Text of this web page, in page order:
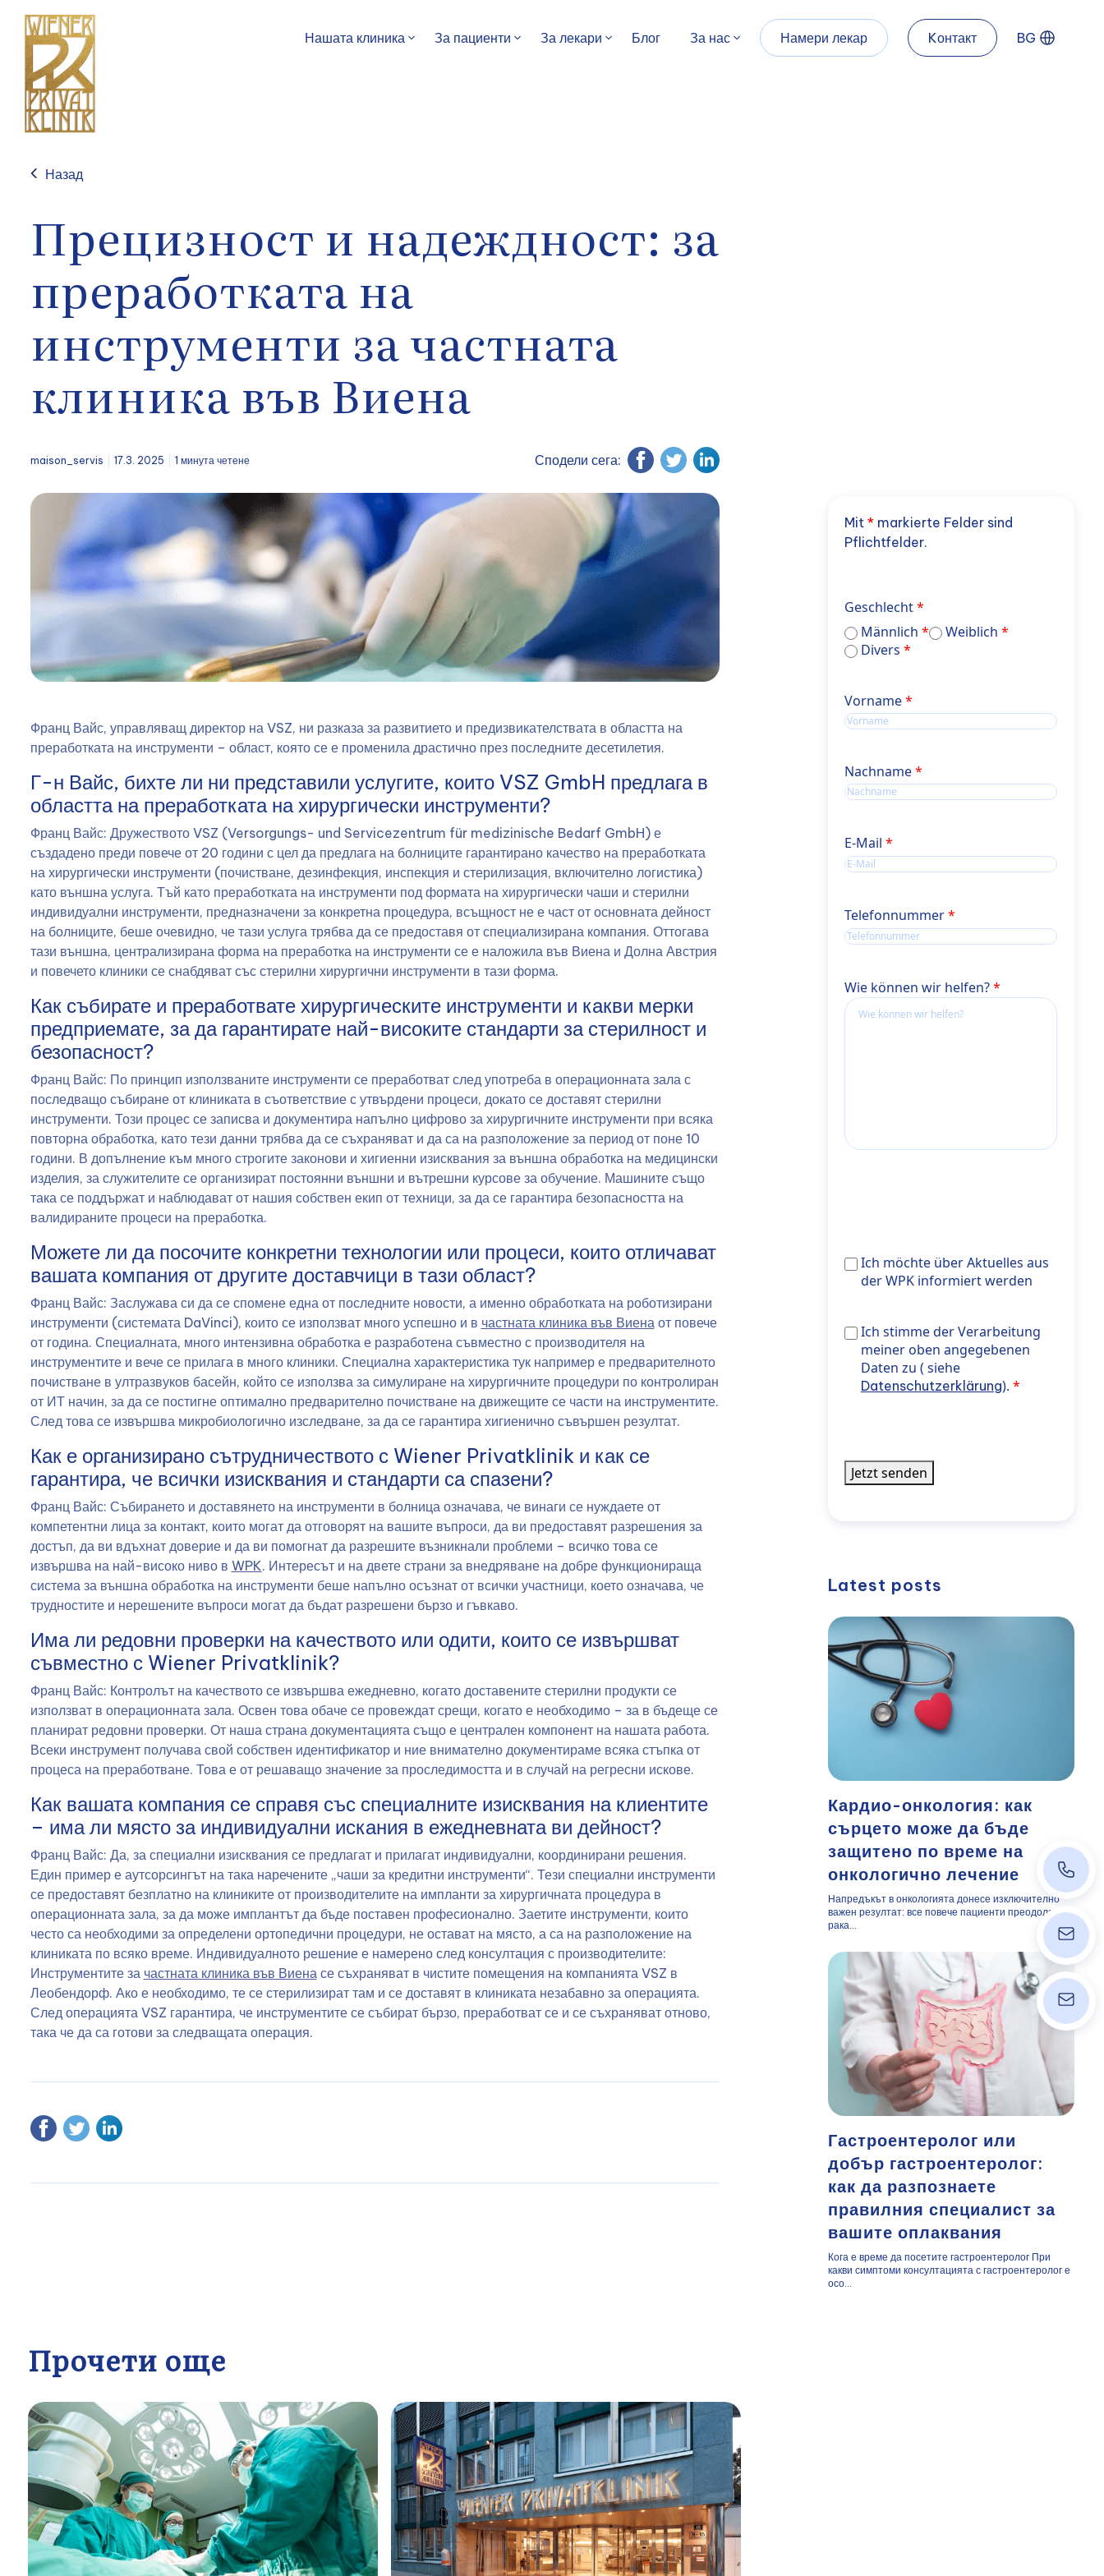
Нашата клиника За пациенти За лекари Блог За нас Намери лекар Kонтакт BG
Назад
Прецизност и надеждност: за
преработката на
инструменти за частната
клиника във Виена
maison_servis 17.3. 2025 1 минута четене Сподели сега:
Франц Вайс, управляващ директор на VSZ, ни разказа за развитието и предизвикателствата в областта на
преработката на инструменти – област, която се е променила драстично през последните десетилетия.
Г-н Вайс, бихте ли ни представили услугите, които VSZ GmbH предлага в
областта на преработката на хирургически инструменти?
Франц Вайс: Дружеството VSZ (Versorgungs- und Servicezentrum für medizinische Bedarf GmbH) е
създадено преди повече от 20 години с цел да предлага на болниците гарантирано качество на преработката
на хирургически инструменти (почистване, дезинфекция, инспекция и стерилизация, включително логистика)
като външна услуга. Тъй като преработката на инструменти под формата на хирургически чаши и стерилни
индивидуални инструменти, предназначени за конкретна процедура, всъщност не е част от основната дейност
на болниците, беше очевидно, че тази услуга трябва да се предоставя от специализирана компания. Оттогава
тази външна, централизирана форма на преработка на инструменти се е наложила във Виена и Долна Австрия
и повечето клиники се снабдяват със стерилни хирургични инструменти в тази форма.
Как събирате и преработвате хирургическите инструменти и какви мерки
предприемате, за да гарантирате най-високите стандарти за стерилност и
безопасност?
Франц Вайс: По принцип използваните инструменти се преработват след употреба в операционната зала с
последващо събиране от клиниката в съответствие с утвърдени процеси, докато се доставят стерилни
инструменти. Този процес се записва и документира напълно цифрово за хирургичните инструменти при всяка
повторна обработка, като тези данни трябва да се съхраняват и да са на разположение за период от поне 10
години. В допълнение към много строгите законови и хигиенни изисквания за външна обработка на медицински
изделия, за служителите се организират постоянни външни и вътрешни курсове за обучение. Машините също
така се поддържат и наблюдават от нашия собствен екип от техници, за да се гарантира безопасността на
валидираните процеси на преработка.
Можете ли да посочите конкретни технологии или процеси, които отличават
вашата компания от другите доставчици в тази област?
Франц Вайс: Заслужава си да се спомене една от последните новости, а именно обработката на роботизирани
инструменти (системата DaVinci), които се използват много успешно и в частната клиника във Виенаот повече
от година. Специалната, много интензивна обработка е разработена съвместно с производителя на
инструментите и вече се прилага в много клиники. Специална характеристика тук например е предварителното
почистване в ултразвуков басейн, който се използва за симулиране на хирургичните процедури по контролиран
от ИТ начин, за да се постигне оптимално предварително почистване на движещите се части на инструментите.
След това се извършва микробиологично изследване, за да се гарантира хигиенично съвършен резултат.
Как е организирано сътрудничеството с Wiener Privatklinik и как се
гарантира, че всички изисквания и стандарти са спазени?
Франц Вайс: Събирането и доставянето на инструменти в болница означава, че винаги се нуждаете от
компетентни лица за контакт, които могат да отговорят на вашите въпроси, да ви предоставят разрешения за
достъп, да ви вдъхнат доверие и да ви помогнат да разрешите възникнали проблеми – всичко това се
извършва на най-високо ниво в WPK. Интересът и на двете страни за внедряване на добре функционираща
система за външна обработка на инструменти беше напълно осъзнат от всички участници, което означава, че
трудностите и нерешените въпроси могат да бъдат разрешени бързо и гъвкаво.
Има ли редовни проверки на качеството или одити, които се извършват
съвместно с Wiener Privatklinik?
Франц Вайс: Контролът на качеството се извършва ежедневно, когато доставените стерилни продукти се
използват в операционната зала. Освен това обаче се провеждат срещи, когато е необходимо – за в бъдеще се
планират редовни проверки. От наша страна документацията също е централен компонент на нашата работа.
Всеки инструмент получава свой собствен идентификатор и ние внимателно документираме всяка стъпка от
процеса на преработване. Това е от решаващо значение за проследимостта и в случай на регресни искове.
Как вашата компания се справя със специалните изисквания на клиентите
– има ли място за индивидуални искания в ежедневната ви дейност?
Франц Вайс: Да, за специални изисквания се предлагат и прилагат индивидуални, координирани решения.
Един пример е аутсорсингът на така наречените „чаши за кредитни инструменти“. Тези специални инструменти
се предоставят безплатно на клиниките от производителите на импланти за хирургичната процедура в
операционната зала, за да може имплантът да бъде поставен професионално. Заетите инструменти, които
често са необходими за определени ортопедични процедури, не остават на място, а са на разположение на
клиниката по всяко време. Индивидуалното решение е намерено след консултация с производителите:
Инструментите за частната клиника във Виенасе съхраняват в чистите помещения на компанията VSZ в
Леобендорф. Ако е необходимо, те се стерилизират там и се доставят в клиниката незабавно за операцията.
След операцията VSZ гарантира, че инструментите се събират бързо, преработват се и се съхраняват отново,
така че да са готови за следващата операция.
Mit *markierte Felder sind
Pflichtfelder.
Geschlecht
Männlich
Weiblich
Divers
Name
Vorname
Name
Nachname
E-Mail
Telefonnummer
Wie können wir helfen?
Ich
möchte
aus
der
WPK
informiert
Ich möchte über Aktuelles aus
der WPK informiert werden
Ich stimme der Verarbeitung meiner
noreferrer"> Datenschutzerklärung</a>).
Ich stimme der Verarbeitung
meiner oben angegebenen
Daten zu ( siehe
Datenschutzerklärung).
Jetzt senden
Latest posts
Кардио-онкология: как
сърцето може да бъде
защитено по време на
онкологично лечение
Напредъкът в онкологията донесе изключително
важен резултат: все повече пациенти преодоляват
рака...
Гастроентеролог или
добър гастроентеролог:
как да разпознаете
правилния специалист за
вашите оплаквания
Кога е време да посетите гастроентеролог При
какви симптоми консултацията с гастроентеролог е
осо...
Прочети още
+43